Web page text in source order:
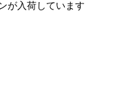
が入荷しています